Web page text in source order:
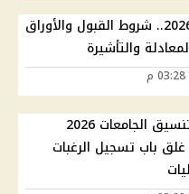
الدراسة خارج مصر 2026.. شروط القبول والأوراق
والتأشيرة
موعد ظهور نتيجة تنسيق الجامعات 2026
غلق باب تسجيل الرغبات